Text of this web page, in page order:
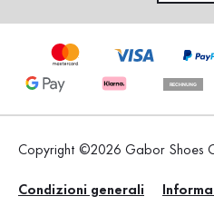
Copyright ©2026 Gabor Shoes
Condizioni generali